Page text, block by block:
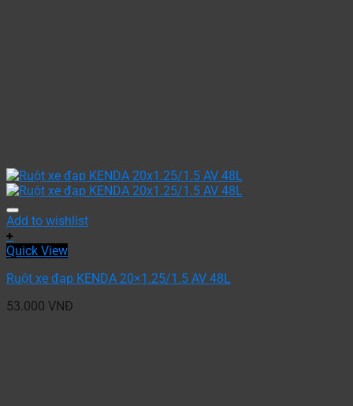
Add to wishlist
+
Quick View
Ruột xe đạp KENDA 20×1.25/1.5 AV 48L
53.000 VNĐ